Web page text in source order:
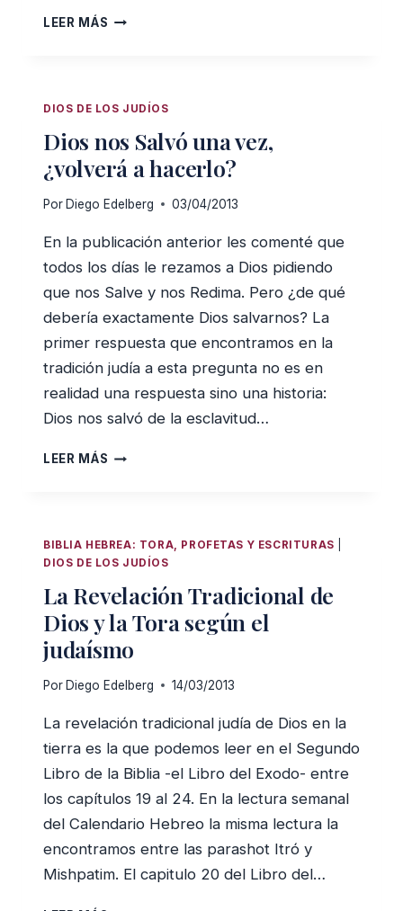
LEER MÁS
DE
PESAJ
DIOS DE LOS JUDÍOS
Dios nos Salvó una vez,
¿volverá a hacerlo?
Por Diego Edelberg 03/04/2013
En la publicación anterior les comenté que
todos los días le rezamos a Dios pidiendo
que nos Salve y nos Redima. Pero ¿de qué
debería exactamente Dios salvarnos? La
primer respuesta que encontramos en la
tradición judía a esta pregunta no es en
realidad una respuesta sino una historia:
Dios nos salvó de la esclavitud…
LEER MÁS DIOS
¿VOLVERÁ
HACERLO?
BIBLIA HEBREA: TORA, PROFETAS Y ESCRITURAS
DIOS DE LOS JUDÍOS
La Revelación Tradicional de
Dios y la Tora según el
judaísmo
Por Diego Edelberg 14/03/2013
La revelación tradicional judía de Dios en la
tierra es la que podemos leer en el Segundo
Libro de la Biblia -el Libro del Exodo- entre
los capítulos 19 al 24. En la lectura semanal
del Calendario Hebreo la misma lectura la
encontramos entre las parashot Itró y
Mishpatim. El capitulo 20 del Libro del…